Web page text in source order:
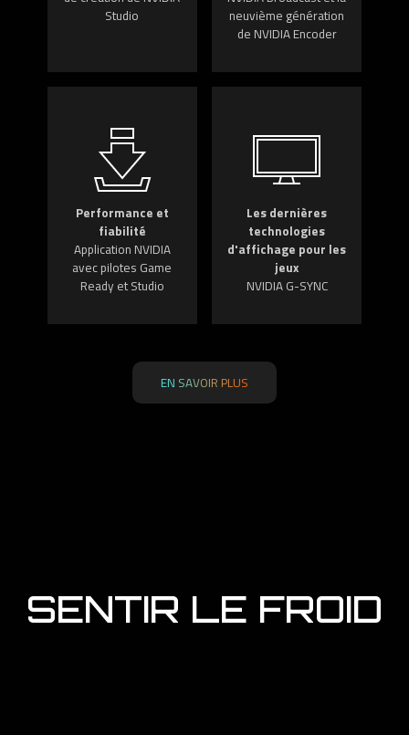
Studio
neuvième génération
de NVIDIA Encoder
Performance et
fiabilité
Application NVIDIA
avec pilotes Game
Ready et Studio
Les dernières
technologies
d'affichage pour les
jeux
NVIDIA G-SYNC
EN SAVOIR PLUS
SENTIR LE FROID